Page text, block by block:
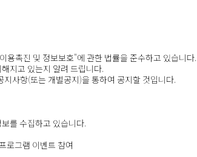
촉진 및 정보보호"에 관한 법률을 준수하고 있습니
지고 있는지 알려 드립니다.
사항(또는 개별공지)을 통하여 공지할 것입니다.
를 수집하고 있습니다.
로그램 이벤트 참여